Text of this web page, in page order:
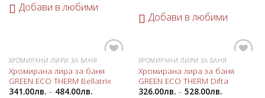
Добави в любими
Добави в любими
любими
ХРОМИРАНИ ЛИРИ ЗА БАНЯ
Хромирана лира за баня
GREEN ECO THERM Bellatrix
341.00лв.– 484.00лв.
любими
ХРОМИРАНИ ЛИРИ ЗА БАНЯ
Хромирана лира за баня
GREEN ECO THERM Difta
326.00лв.– 528.00лв.